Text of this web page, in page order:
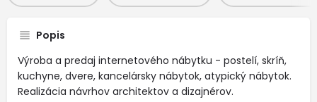
Popis
Výroba a predaj internetového nábytku - postelí, skríň,
kuchyne, dvere, kancelársky nábytok, atypický nábytok.
Realizácia návrhov architektov a dizajnérov.